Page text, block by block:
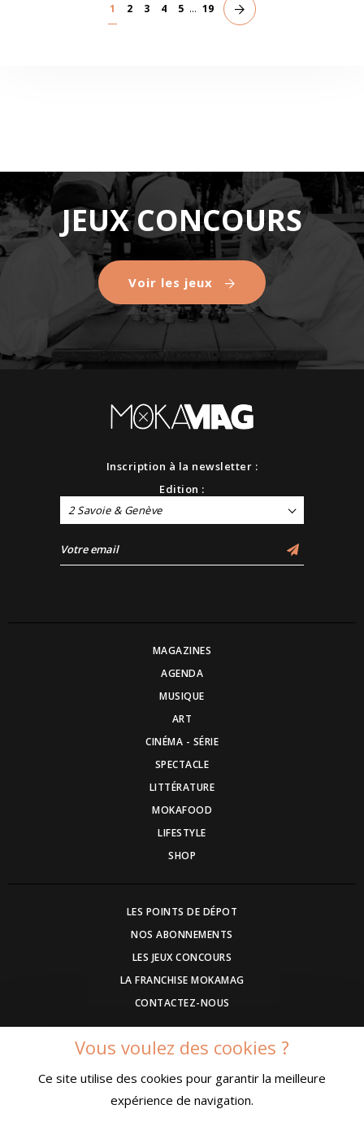
1 2 3 4 5 ... 19
JEUX CONCOURS
Voir les jeux
Inscription à la newsletter :
Edition :
2 Savoie & Genève
MAGAZINES
AGENDA
MUSIQUE
ART
CINÉMA - SÉRIE
SPECTACLE
LITTÉRATURE
MOKAFOOD
LIFESTYLE
SHOP
LES POINTS DE DÉPOT
NOS ABONNEMENTS
LES JEUX CONCOURS
LA FRANCHISE MOKAMAG
CONTACTEZ-NOUS
DEVENEZ ANNONCEUR
COMMUNIQUEZ UN EVENEMENT
CONDITIONS GÉNÉRALES DE VENTE
Vous voulez des cookies ?
Ce site utilise des cookies pour garantir la meilleure
expérience de navigation.